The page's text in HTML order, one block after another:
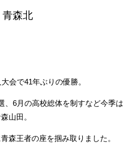
森北
会で41年ぶりの優勝。
、6月の高校総体を制すなど今季は
山田。
森王者の座を掴み取りました。